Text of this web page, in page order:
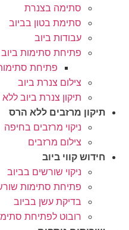
סתימה בצנרת
סתימת בטון בביוב
עבודות ביוב
פתיחת סתימות ביוב
פתיחת
צילום צנרת ביוב
תיקון צנרת ביוב
תיקון מרזבים ללא הרס
ניקוי מרזבים בחיפה
צילום מרזבים
חידוש קווי ביוב
ניקוי שורשים בביוב
פתיחת סתימות
בדיקת עשן בביוב
רובוט לפתיחת